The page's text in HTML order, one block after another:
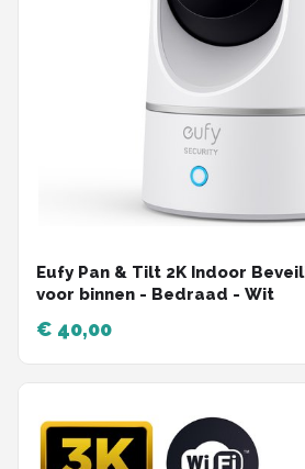
Eufy Pan & Tilt 2K Indoor
voor binnen - Bedraad - Wit
€ 40,00